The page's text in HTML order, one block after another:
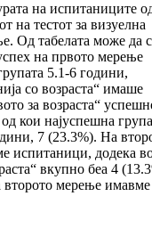
на испитаниците
на тестот за визуелна
Од та­белата може да
на првото мерење
5.1-6 години,
со возраста“ имаше
за возраста“
кои најуспешна
7 (23.3%). На
испитаници, додека
вкуп­но беа 4
второто мерење